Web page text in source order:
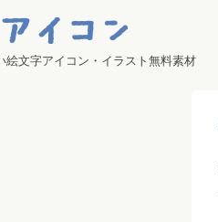
絵文字アイコン・イラスト無料素材